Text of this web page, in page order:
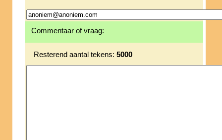
Commentaar of vraag:
Resterend aantal tekens: 5000